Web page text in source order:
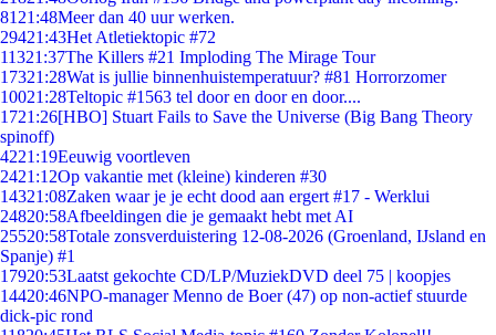
81 21:48Meer dan 40 uur werken.
29421:43Het Atletiektopic #72
11321:37The Killers #21 Imploding The Mirage Tour
17321:28Wat is jullie binnenhuistemperatuur? #81 Horrorzomer
10021:28Teltopic #1563 tel door en door en door....
1721:26[HBO] Stuart Fails to Save the Universe (Big Bang Theory
spinoff)
4221:19Eeuwig voortleven
2421:12Op vakantie met (kleine) kinderen #30
14321:08Zaken waar je je echt dood aan ergert #17 - Werklui
24820:58Afbeeldingen die je gemaakt hebt met AI
25520:58Totale zonsverduistering 12-08-2026 (Groenland, IJsland en
Spanje) #1
17920:53Laatst gekochte CD/LP/MuziekDVD deel 75 | koopjes
14420:46NPO-manager Menno de Boer (47) op non-actief stuurde
dick-pic rond